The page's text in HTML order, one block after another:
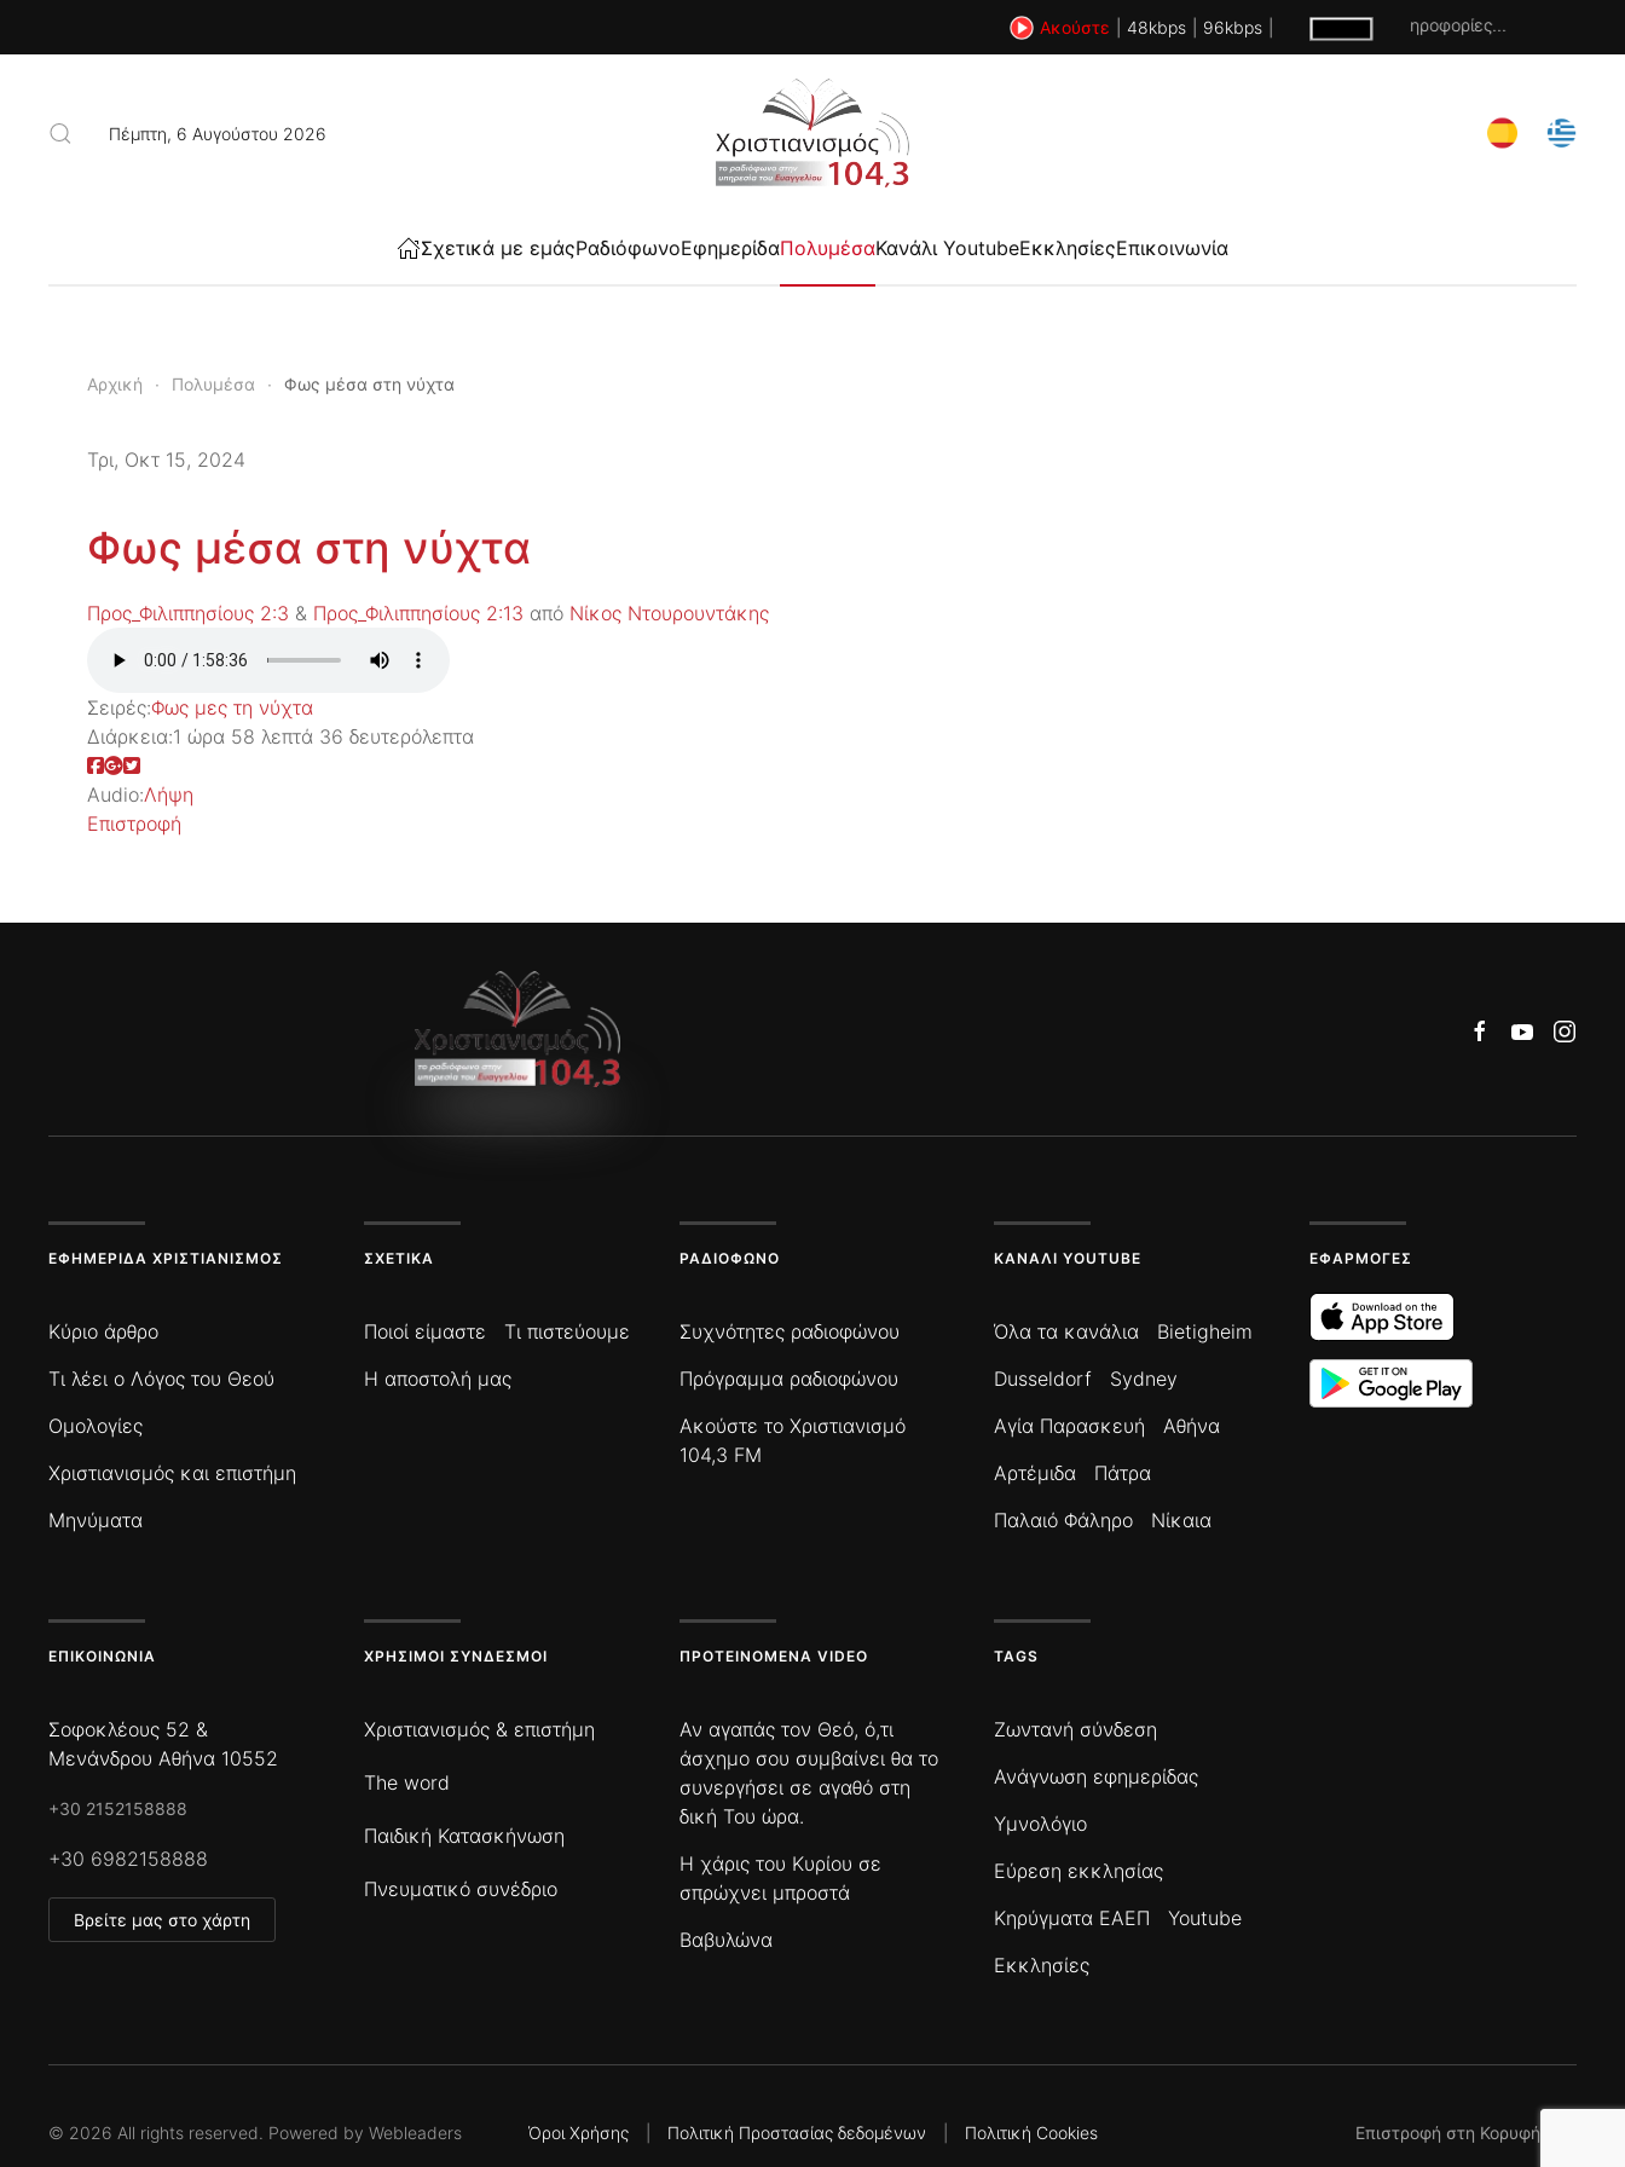
Ακούστε 48kbps 96kbps Χωρίς πληροφορίες...
Πέμπτη, 6 Αυγούστου 2026
Σχετικά με εμάςΡαδιόφωνοΕφημερίδαΠολυμέσαΚανάλι YoutubeΕκκλησίεςΕπικοινωνία
Αρχική Πολυμέσα Φως μέσα στη νύχτα
Τρι, Οκτ 15, 2024
Φως μέσα στη νύχτα
Προς_Φιλιππησίους 2:3 & Προς_Φιλιππησίους 2:13 από Νίκος Ντουρουντάκης
Σειρές:Φως μες τη νύχτα
Διάρκεια:1 ώρα 58 λεπτά 36 δευτερόλεπτα
Audio:Λήψη
Επιστροφή
ΕΦΗΜΕΡΊΔΑ ΧΡΙΣΤΙΑΝΙΣΜΌΣ
Κύριο άρθρο
Τι λέει ο Λόγος του Θεού
Ομολογίες
Χριστιανισμός και επιστήμη
Μηνύματα
ΣΧΕΤΙΚΆ
Ποιοί είμαστε
Τι πιστεύουμε
Η αποστολή μας
ΡΑΔΙΌΦΩΝΟ
Συχνότητες ραδιοφώνου
Πρόγραμμα ραδιοφώνου
Ακούστε το Χριστιανισμό
104,3 FM
ΚΑΝΆΛΙ YOUTUBE
Όλα τα κανάλια
Bietigheim
Dusseldorf
Sydney
Αγία Παρασκευή
Αθήνα
Αρτέμιδα
Πάτρα
Παλαιό Φάληρο
Νίκαια
ΕΦΑΡΜΟΓΈΣ
ΕΠΙΚΟΙΝΩΝΊΑ
Σοφοκλέους 52 &
Μενάνδρου Αθήνα 10552
+30 2152158888
+30 6982158888
Βρείτε μας στο χάρτη
ΧΡΉΣΙΜΟΙ ΣΎΝΔΕΣΜΟΙ
Χριστιανισμός & επιστήμη
The word
Παιδική Κατασκήνωση
Πνευματικό συνέδριο
ΠΡΟΤΕΙΝΌΜΕΝΑ VIDEO
Αν αγαπάς τον Θεό, ό,τι
άσχημο σου συμβαίνει θα το
συνεργήσει σε αγαθό στη
δική Του ώρα.
Η χάρις του Κυρίου σε
σπρώχνει μπροστά
Βαβυλώνα
TAGS
Ζωντανή σύνδεση
Ανάγνωση εφημερίδας
Υμνολόγιο
Εύρεση εκκλησίας
Κηρύγματα ΕΑΕΠ
Youtube
Εκκλησίες
© 2026 All rights reserved. Powered by Webleaders Όροι Χρήσης| Πολιτική Προστασίας δεδομένων Πολιτική Cookies Επιστροφή στη Κορυφή